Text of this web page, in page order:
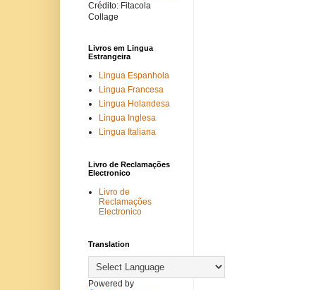
Crédito: Fitacola
Collage
Livros em Lingua
Estrangeira
Lingua Espanhola
Lingua Francesa
Lingua Holandesa
Lingua Inglesa
Lingua Italiana
Livro de Reclamações
Electronico
Livro de
Reclamações
Electronico
Translation
Powered by